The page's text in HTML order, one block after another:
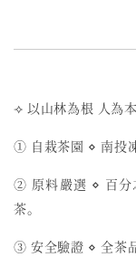
⟢ 以山林為根 人為本
① 自栽茶園 ⋄ 南投
② 原料嚴選 ⋄ 百分
茶。
③ 安全驗證 ⋄ 全茶